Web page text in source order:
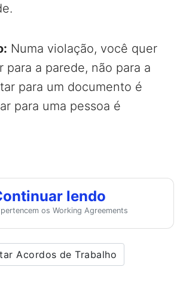
Numa violação, você quer
para a parede, não para a
para um documento é
para uma pessoa é
lendo
os Working Agreements
Acordos de Trabalho